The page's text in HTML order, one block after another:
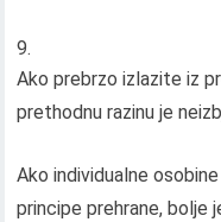
Ako prebrzo izlazite iz
prethodnu razinu je
Ako individualne
principe prehrane, bolje